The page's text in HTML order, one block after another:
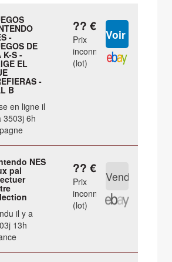
-
DE
K-S -
EL
-
B
en ligne il
3503j 6h
?? €
Prix
inconnu
(lot)
NES
pal
il y a
13h
?? €
Prix
inconnu
(lot)